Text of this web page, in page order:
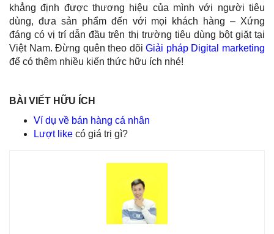
khẳng định được thương hiệu của mình với người tiêu
dùng, đưa sản phẩm đến với mọi khách hàng – Xứng
đáng có vị trí dẫn đầu trên thị trường tiêu dùng bột giặt tại
Việt Nam. Đừng quên theo dõiGiải pháp Digital marketing
để có thêm nhiều kiến thức hữu ích nhé!
BÀI VIẾT HỮU ÍCH
Ví dụ về bán hàng cá nhân
Lượt like có giá trị gì?